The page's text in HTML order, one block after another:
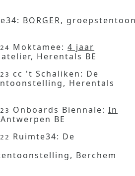
BORGER,
Moktamee: 4 jaar
Herentals BE
cc 't Schaliken: De
Herentals
Onboards Biennale: In
BE
Ruimte34: De
Berchem